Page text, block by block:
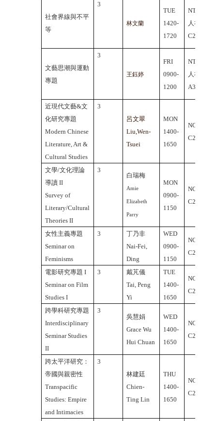
社會界線與不平
等
3
林文蘭
TUE
1420-
1720
NTHU
人社院
C202
文藝思潮與運動
專題
3
王鈺婷
FRI
0900-
1200
NTHU
人社院
A309
近現代文藝&文
化研究專題
Modern Chinese
Literature, Art &
Cultural Studies
3
呂文翠
Liu,Wen-
Tsuei
MON
1400-
1650
NCU
C2-441
文學/文化理論
導讀II
Survey of
Literary/Cultural
Theories II
3
白瑞梅
Amie
Elizabeth
Parry
MON
0900-
1150
NCU
C2-347
女性主義專題
Seminar on
Feminisms
3
丁乃非
Nai-Fei,
Ding
WED
0900-
1150
NCU
C2-347
電影研究專題 I
Seminar on Film
Studies I
3
戴芃儀
Tai, Peng
Yi
TUE
1400-
1650
NCU
C2-437
跨學科研究專題
Interdisciplinary
Seminar Studies
II
3
吳慧娟
Grace Wu
Hui Chuan
WED
1400-
1650
NCU
C2-437
跨太平洋研究：
帝國與親密性
Transpacific
Studies: Empire
and Intimacies
3
林建廷
Chien-
Ting Lin
THU
1400-
1650
NCU
C2-437